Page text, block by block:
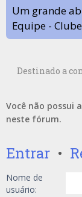
Um grande
Equipe -
Destinado a
Você não possui
neste fórum.
Entrar •
Nome de
usuário: